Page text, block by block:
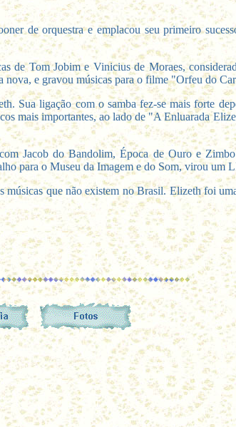
de orquestra e emplacou seu primeiro
de Tom Jobim e Vinicius de Moraes,
nova, e gravou músicas para o filme "Orfeu do
Sua ligação com o samba fez-se mais forte
mais importantes, ao lado de "A Enluarada
Jacob do Bandolim, Época de Ouro e
para o Museu da Imagem e do Som, virou um
que não existem no Brasil. Elizeth foi